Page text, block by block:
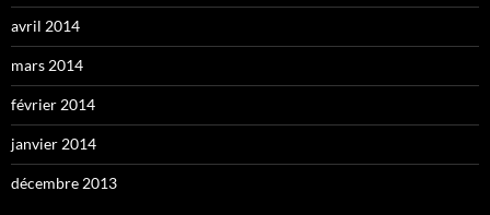
avril 2014
mars 2014
février 2014
janvier 2014
décembre 2013